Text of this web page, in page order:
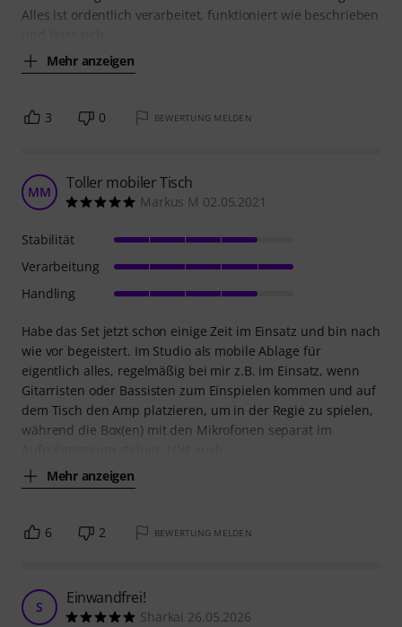
Alles ist ordentlich verarbeitet, funktioniert wie beschrieben
Mehr anzeigen
3 0 BEWERTUNG MELDEN
MM Toller mobiler Tisch
Markus M 02.05.2021
Habe das Set jetzt schon einige Zeit im Einsatz und bin nach
wie vor begeistert. Im Studio als mobile Ablage für
eigentlich alles, regelmäßig bei mir z.B. im Einsatz, wenn
Gitarristen oder Bassisten zum Einspielen kommen und auf
dem Tisch den Amp platzieren, um in der Regie zu spielen,
während die Box(en) mit den Mikrofonen separat im
Mehr anzeigen
Stabilität
Verarbeitung
Handling
6 2 BEWERTUNG MELDEN
S Einwandfrei!
Sharkai 26.05.2026